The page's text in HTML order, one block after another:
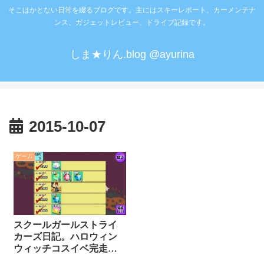
そこはかとない日常を綴るブログです。主にはスキーレポート、カーメンテナ
ンス、ガジェットレビュー、ドライブ記録です。
しま★りん.blog @ayurina
2015-10-07
ゲーム
スクールガールストライ
カーズ日記。ハロウィン
ウィッチコスイベ完走。